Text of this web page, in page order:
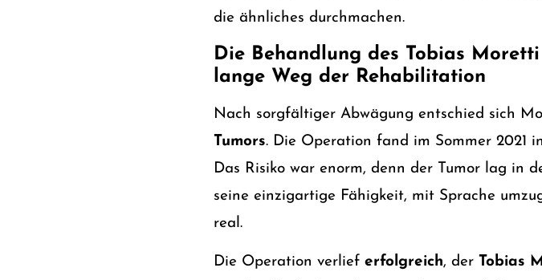
die ähnliches durchmachen.
Die Behandlung des Tobias
lange Weg der Rehabilitation
Nach sorgfältiger Abwägung entschied sich
Tumors. Die Operation fand im Sommer 2021
Das Risiko war enorm, denn der Tumor lag in
seine einzigartige Fähigkeit, mit Sprache
real.
Die Operation verlief erfolgreich, der Tobias